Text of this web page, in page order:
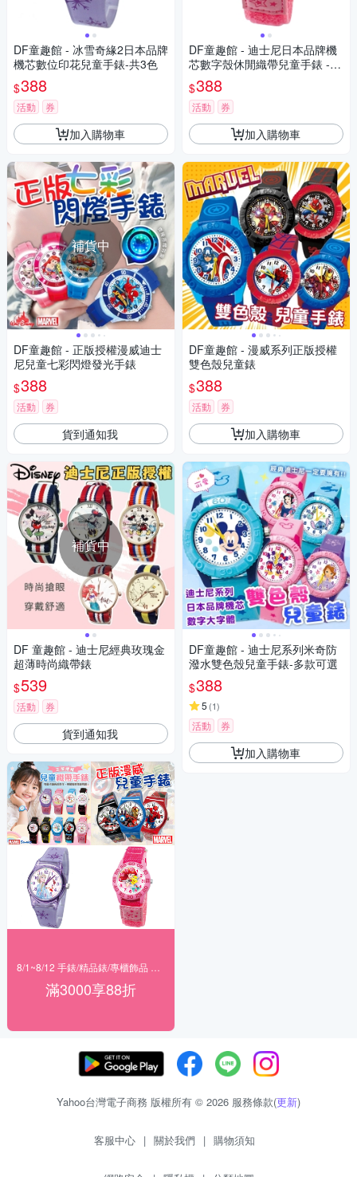
DF童趣館 - 冰雪奇緣2日本品牌
機芯數位印花兒童手錶-共3色
$388
活動 券
加入購物車
補貨中
DF童趣館 - 正版授權漫威迪士
尼兒童七彩閃燈發光手錶
$388
活動 券
貨到通知我
補貨中
DF 童趣館 - 迪士尼經典玫瑰金
超薄時尚織帶錶
$539
活動 券
貨到通知我
滿3000享88折
DF童趣館 - 迪士尼日本品牌機
芯數字殼休閒織帶兒童手錶 -
多款可選
$388
活動 券
加入購物車
DF童趣館 - 漫威系列正版授權
雙色殼兒童錶
$388
活動 券
加入購物車
DF童趣館 - 迪士尼系列米奇防
潑水雙色殼兒童手錶-多款可選
$388
5 (1)
活動 券
加入購物車
Yahoo台灣電子商務 版權所有 © 2026 服務條款(更新)
客服中心 | 關於我們 | 購物須知